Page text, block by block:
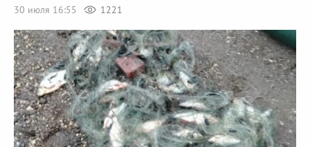
30 июля 16:55
1221